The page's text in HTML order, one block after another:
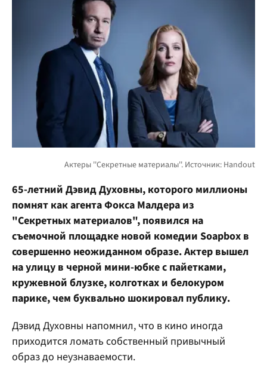
65-летний Дэвид Духовны, которого миллионы
помнят как агента Фокса Малдера из
"Секретных материалов", появился на
съемочной площадке новой комедии Soapbox в
совершенно неожиданном образе. Актер вышел
на улицу в черной мини-юбке с пайетками,
кружевной блузке, колготках и белокуром
парике, чем буквально шокировал публику.
Дэвид Духовны напомнил, что в кино иногда
приходится ломать собственный привычный
образ до неузнаваемости.